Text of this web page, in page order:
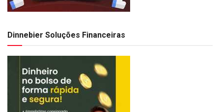
Dinnebier Soluções Financeiras